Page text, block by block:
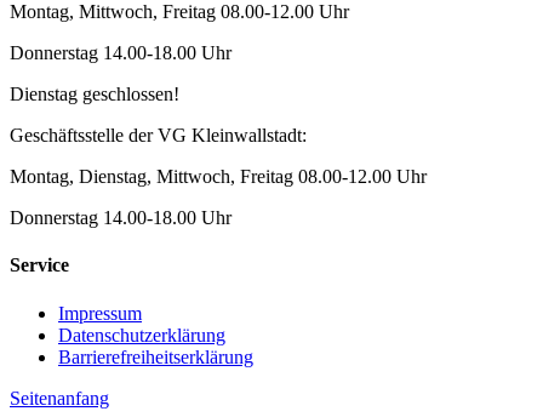
Montag, Mittwoch, Freitag 08.00-12.00 Uhr
Donnerstag 14.00-18.00 Uhr
Dienstag geschlossen!
Geschäftsstelle der VG Kleinwallstadt:
Montag, Dienstag, Mittwoch, Freitag 08.00-12.00 Uhr
Donnerstag 14.00-18.00 Uhr
Service
Impressum
Datenschutzerklärung
Barrierefreiheitserklärung
Seitenanfang